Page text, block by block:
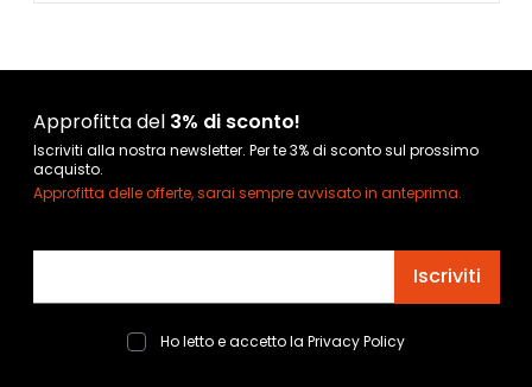
Approfitta del 3% di sconto!
Iscriviti alla nostra newsletter. Per te 3% di sconto sul prossimo
acquisto.
Approfitta delle offerte, sarai sempre avvisato in anteprima.
Iscriviti
Ho letto e accetto la Privacy Policy